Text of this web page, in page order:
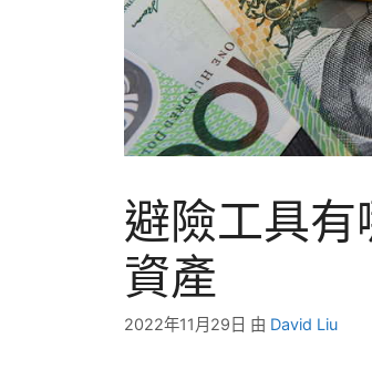
避險工具
資產
2022年11月29日 由 David Liu